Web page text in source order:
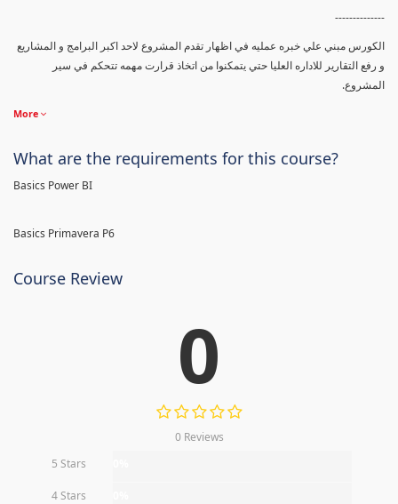
--------------
الكورس مبني علي خبره عمليه في اظهار تقدم المشروع لاحد اكبر البرامج و المشاريع
و رفع التقارير للاداره العليا حتي يتمكنوا من اتخاذ قرارت مهمه تتحكم في سير
المشروع.
More
What are the requirements for this course?
Basics Power BI
Basics Primavera P6
Course Review
0
0 Reviews
5 Stars
4 Stars